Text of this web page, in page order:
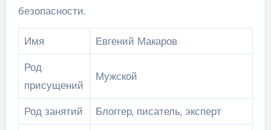
безопасности.
Имя
Евгений Макаров
Род
присущений
Мужской
Род занятий Блоггер, писатель, эксперт